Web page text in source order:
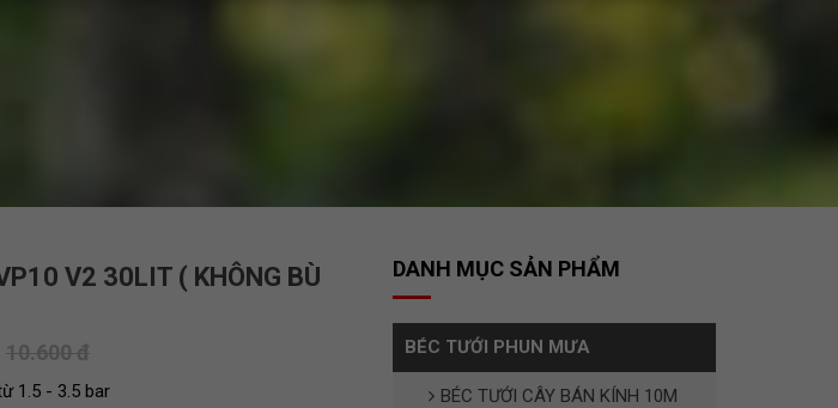
V2 30LIT ( KHÔNG BÙ
10.600 đ
1.5 - 3.5 bar
DANH MỤC SẢN PHẨM
BÉC TƯỚI PHUN MƯA
BÉC TƯỚI CÂY BÁN KÍNH 10M